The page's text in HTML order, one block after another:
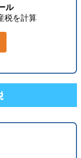
ル
税を計算